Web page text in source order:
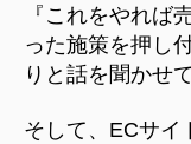
『これをやれば
った施策を押し
りと話を聞かせ
そして、ECサイ